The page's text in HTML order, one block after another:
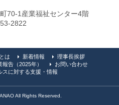
70-1産業福祉センター4階
53-2822
は 新着情報
理事長挨拶
報告（2025年）
お問い合わせ
スに対する支援・情報
All Rights Reserved.